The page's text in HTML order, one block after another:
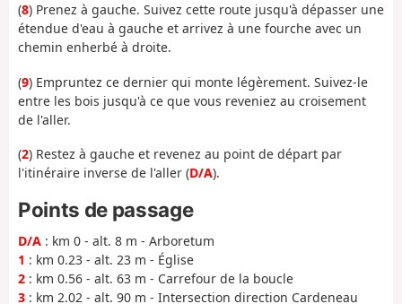
(8) Prenez à gauche. Suivez cette route jusqu'à dépasser une
étendue d'eau à gauche et arrivez à une fourche avec un
chemin enherbé à droite.
(9) Empruntez ce dernier qui monte légèrement. Suivez-le
entre les bois jusqu'à ce que vous reveniez au croisement
de l'aller.
(2) Restez à gauche et revenez au point de départ par
l'itinéraire inverse de l'aller (D/A).
Points de passage
D/A : km 0 - alt. 8 m - Arboretum
1 : km 0.23 - alt. 23 m - Église
2 : km 0.56 - alt. 63 m - Carrefour de la boucle
3 : km 2.02 - alt. 90 m - Intersection direction Cardeneau